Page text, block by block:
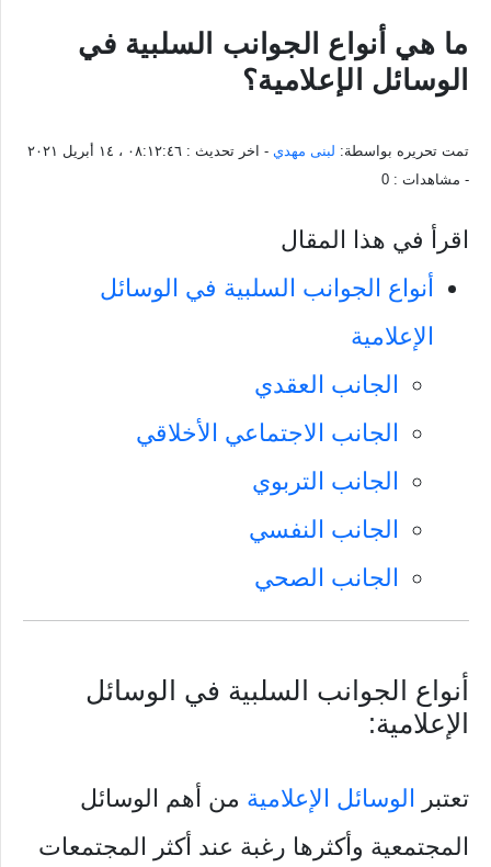
ما هي أنواع الجوانب السلبية في
الوسائل الإعلامية؟
تمت تحريره بواسطة: لبنى مهدي - اخر تحديث : ٠٨:١٢:٤٦ ، ١٤ أبريل ٢٠٢١
- مشاهدات : 0
اقرأ في هذا المقال
أنواع الجوانب السلبية في الوسائل
الإعلامية
الجانب العقدي
الجانب الاجتماعي الأخلاقي
الجانب التربوي
الجانب النفسي
الجانب الصحي
أنواع الجوانب السلبية في الوسائل
الإعلامية:
تعتبر الوسائل الإعلامية من أهم الوسائل
المجتمعية وأكثرها رغبة عند أكثر المجتمعات